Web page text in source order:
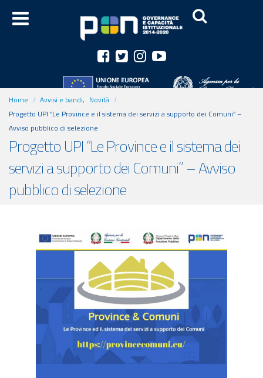
Home Avvisi e bandi, Novità
Progetto UPI “Le Province e il sistema dei servizi a supporto dei Comuni” –
Avviso pubblico di selezione
Progetto UPI “Le Province e il sistema dei
servizi a supporto dei Comuni” – Avviso
pubblico di selezione